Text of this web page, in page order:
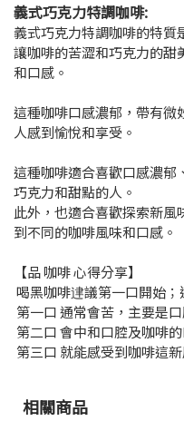
義式巧克力特調咖啡:
義式巧克力特調咖啡的特質
讓咖啡的苦澀和巧克力的甜
和口感。
這種咖啡口感濃郁，帶有微
人感到愉悅和享受。
這種咖啡適合喜歡口感濃郁
巧克力和甜點的人。
此外，也適合喜歡探索新
到不同的咖啡風味和口感。
​【品 咖啡 心得分享】
喝黑咖啡䢖議第一口開始
第一口 通常會苦，主要是
第二口 會中和口腔及咖啡
第三口 就能感受到咖啡這
相關商品